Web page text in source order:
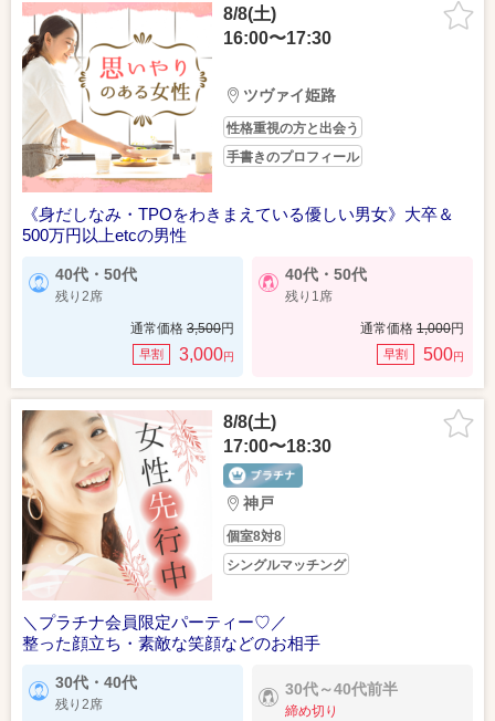
8/8(土)
16:00〜17:30
ツヴァイ姫路
性格重視の方と出会う
手書きのプロフィール
《身だしなみ・TPOをわきまえている優しい男女》大卒＆
500万円以上etcの男性
40代・50代
残り2席
通常価格 3,500円
早割 3,000円
40代・50代
残り1席
通常価格 1,000円
早割 500円
8/8(土)
17:00〜18:30
神戸
個室8対8
シングルマッチング
＼プラチナ会員限定パーティー♡／
整った顔立ち・素敵な笑顔などのお相手
30代・40代
残り2席
30代～40代前半
締め切り